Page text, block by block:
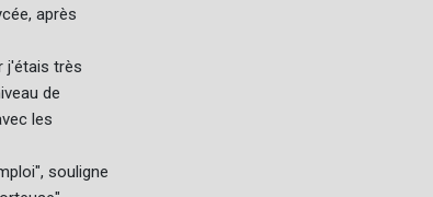
après
j'étais très
de
les
souligne